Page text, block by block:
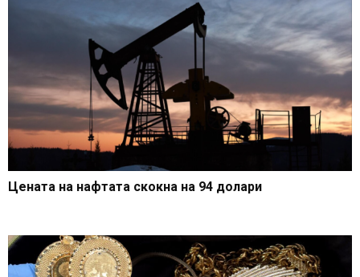
Цената на нафтата скокна на 94 долари